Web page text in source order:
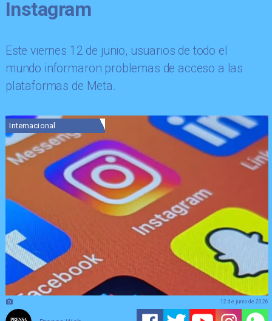
Instagram
Este viernes 12 de junio, usuarios de todo el
mundo informaron problemas de acceso a las
plataformas de Meta.
Internacional
12 de junio de 2026